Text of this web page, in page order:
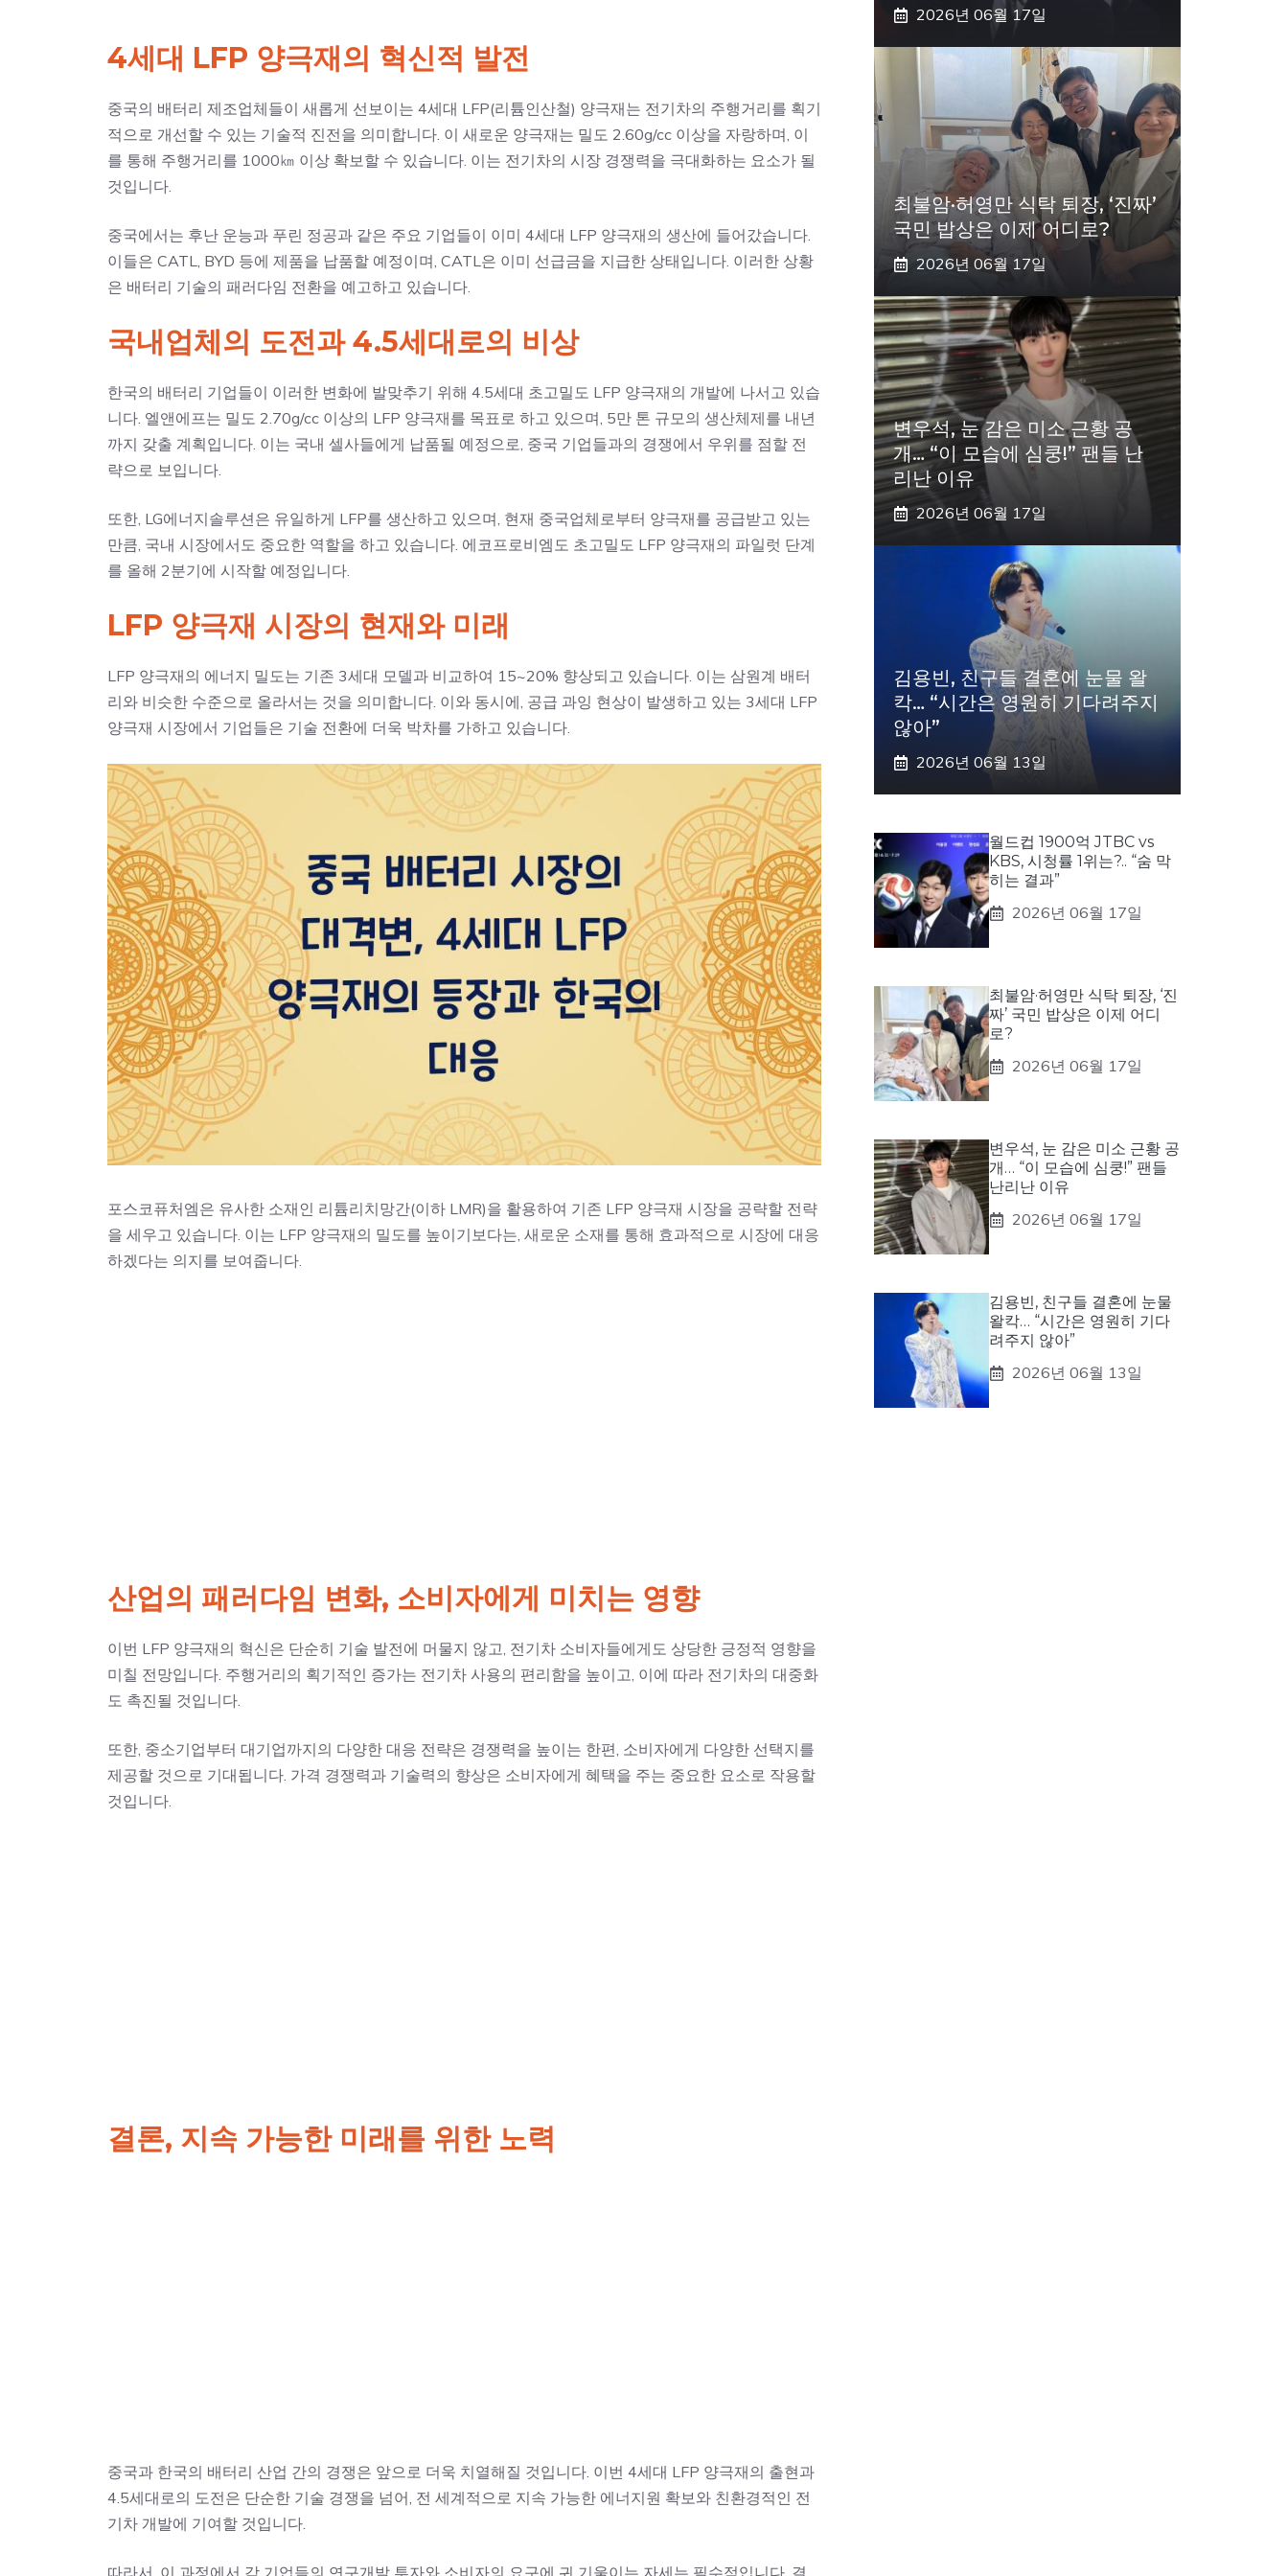
4세대 LFP 양극재의 혁신적 발전
중국의 배터리 제조업체들이 새롭게 선보이는 4세대 LFP(리튬인산철) 양극재는 전기차의 주행거리를 획기
적으로 개선할 수 있는 기술적 진전을 의미합니다. 이 새로운 양극재는 밀도 2.60g/cc 이상을 자랑하며, 이
를 통해 주행거리를 1000㎞ 이상 확보할 수 있습니다. 이는 전기차의 시장 경쟁력을 극대화하는 요소가 될
것입니다.
중국에서는 후난 운능과 푸린 정공과 같은 주요 기업들이 이미 4세대 LFP 양극재의 생산에 들어갔습니다.
이들은 CATL, BYD 등에 제품을 납품할 예정이며, CATL은 이미 선급금을 지급한 상태입니다. 이러한 상황
은 배터리 기술의 패러다임 전환을 예고하고 있습니다.
국내업체의 도전과 4.5세대로의 비상
한국의 배터리 기업들이 이러한 변화에 발맞추기 위해 4.5세대 초고밀도 LFP 양극재의 개발에 나서고 있습
니다. 엘앤에프는 밀도 2.70g/cc 이상의 LFP 양극재를 목표로 하고 있으며, 5만 톤 규모의 생산체제를 내년
까지 갖출 계획입니다. 이는 국내 셀사들에게 납품될 예정으로, 중국 기업들과의 경쟁에서 우위를 점할 전
략으로 보입니다.
또한, LG에너지솔루션은 유일하게 LFP를 생산하고 있으며, 현재 중국업체로부터 양극재를 공급받고 있는
만큼, 국내 시장에서도 중요한 역할을 하고 있습니다. 에코프로비엠도 초고밀도 LFP 양극재의 파일럿 단계
를 올해 2분기에 시작할 예정입니다.
LFP 양극재 시장의 현재와 미래
LFP 양극재의 에너지 밀도는 기존 3세대 모델과 비교하여 15~20% 향상되고 있습니다. 이는 삼원계 배터
리와 비슷한 수준으로 올라서는 것을 의미합니다. 이와 동시에, 공급 과잉 현상이 발생하고 있는 3세대 LFP
양극재 시장에서 기업들은 기술 전환에 더욱 박차를 가하고 있습니다.
포스코퓨처엠은 유사한 소재인 리튬리치망간(이하 LMR)을 활용하여 기존 LFP 양극재 시장을 공략할 전략
을 세우고 있습니다. 이는 LFP 양극재의 밀도를 높이기보다는, 새로운 소재를 통해 효과적으로 시장에 대응
하겠다는 의지를 보여줍니다.
산업의 패러다임 변화, 소비자에게 미치는 영향
이번 LFP 양극재의 혁신은 단순히 기술 발전에 머물지 않고, 전기차 소비자들에게도 상당한 긍정적 영향을
미칠 전망입니다. 주행거리의 획기적인 증가는 전기차 사용의 편리함을 높이고, 이에 따라 전기차의 대중화
도 촉진될 것입니다.
또한, 중소기업부터 대기업까지의 다양한 대응 전략은 경쟁력을 높이는 한편, 소비자에게 다양한 선택지를
제공할 것으로 기대됩니다. 가격 경쟁력과 기술력의 향상은 소비자에게 혜택을 주는 중요한 요소로 작용할
것입니다.
결론, 지속 가능한 미래를 위한 노력
중국과 한국의 배터리 산업 간의 경쟁은 앞으로 더욱 치열해질 것입니다. 이번 4세대 LFP 양극재의 출현과
4.5세대로의 도전은 단순한 기술 경쟁을 넘어, 전 세계적으로 지속 가능한 에너지원 확보와 친환경적인 전
기차 개발에 기여할 것입니다.
2026년 06월 17일
최불암·허영만 식탁 퇴장, ‘진짜’
국민 밥상은 이제 어디로?
2026년 06월 17일
변우석, 눈 감은 미소 근황 공
개… “이 모습에 심쿵!” 팬들 난
리난 이유
2026년 06월 17일
김용빈, 친구들 결혼에 눈물 왈
칵… “시간은 영원히 기다려주지
않아”
2026년 06월 13일
월드컵 1900억 JTBC vs
KBS, 시청률 1위는?.. “숨 막
히는 결과”
2026년 06월 17일
최불암·허영만 식탁 퇴장, ‘진
짜’ 국민 밥상은 이제 어디
로?
2026년 06월 17일
변우석, 눈 감은 미소 근황 공
개… “이 모습에 심쿵!” 팬들
난리난 이유
2026년 06월 17일
김용빈, 친구들 결혼에 눈물
왈칵… “시간은 영원히 기다
려주지 않아”
2026년 06월 13일